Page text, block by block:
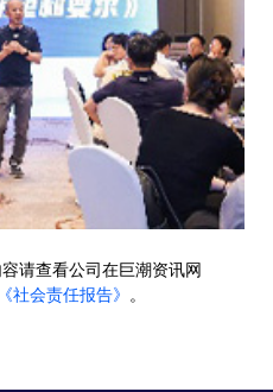
请查看公司在巨潮资讯网
《社会责任报告》 。